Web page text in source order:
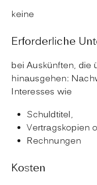
keine
Erforderliche
bei Auskünften, die
hinausgehen:
Interesses wie
Schuldtitel,
Vertragskopien
Rechnungen
Kosten